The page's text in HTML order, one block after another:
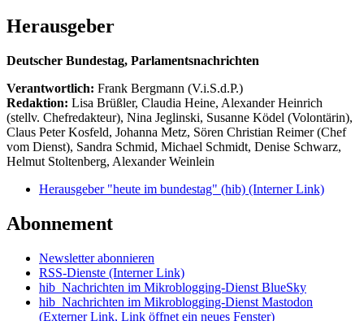
Herausgeber
Deutscher Bundestag, Parlamentsnachrichten
Verantwortlich: Frank Bergmann (V.i.S.d.P.)
Redaktion: Lisa Brüßler, Claudia Heine, Alexander Heinrich
(stellv. Chefredakteur), Nina Jeglinski, Susanne Ködel (Volontärin),
Claus Peter Kosfeld, Johanna Metz, Sören Christian Reimer (Chef
vom Dienst), Sandra Schmid, Michael Schmidt, Denise Schwarz,
Helmut Stoltenberg, Alexander Weinlein
Herausgeber "heute im bundestag" (hib) (Interner Link)
Abonnement
Newsletter abonnieren
RSS-Dienste (Interner Link)
hib_Nachrichten im Mikroblogging-Dienst BlueSky
hib_Nachrichten im Mikroblogging-Dienst Mastodon
(Externer Link, Link öffnet ein neues Fenster)